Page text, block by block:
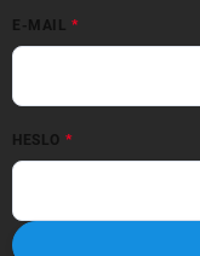
E-MAIL
HESLO